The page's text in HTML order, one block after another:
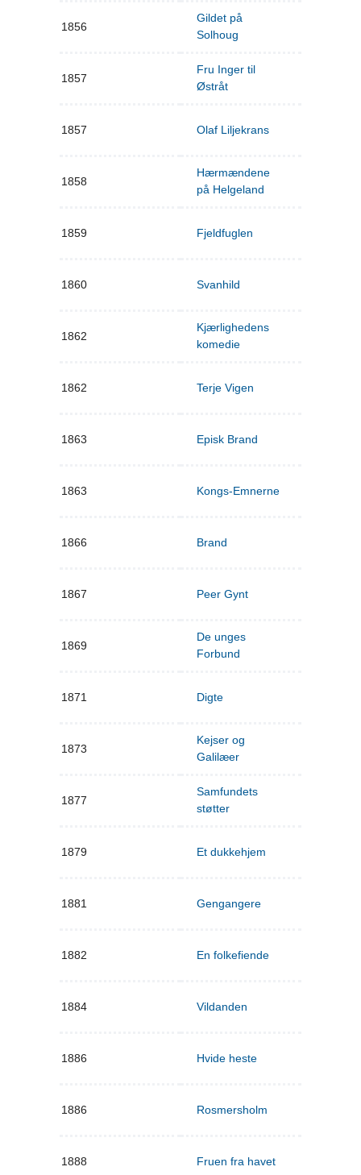
1856
Gildet på
Solhoug
1857
Fru Inger til
Østråt
1857 Olaf Liljekrans
1858
Hærmændene
på Helgeland
1859 Fjeldfuglen
1860 Svanhild
1862
Kjærlighedens
komedie
1862 Terje Vigen
1863 Episk Brand
1863 Kongs-Emnerne
1866 Brand
1867 Peer Gynt
1869
De unges
Forbund
1871 Digte
1873
Kejser og
Galilæer
1877
Samfundets
støtter
1879 Et dukkehjem
1881 Gengangere
1882 En folkefiende
1884 Vildanden
1886 Hvide heste
1886 Rosmersholm
1888 Fruen fra havet